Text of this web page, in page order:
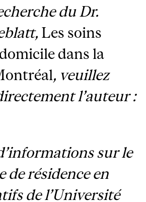
du Dr.
Les soins
dans la
, veuillez
l’auteur :
sur le
de résidence en
de l’Université